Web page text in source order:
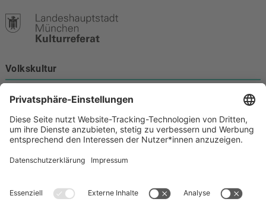
Volkskultur
80331 München
Kontakt
089 233-21172
volkskultur@muenchen.de
Volkskultur auf Facebook
Volkskultur Instagram
Volkskultur auf Youtube